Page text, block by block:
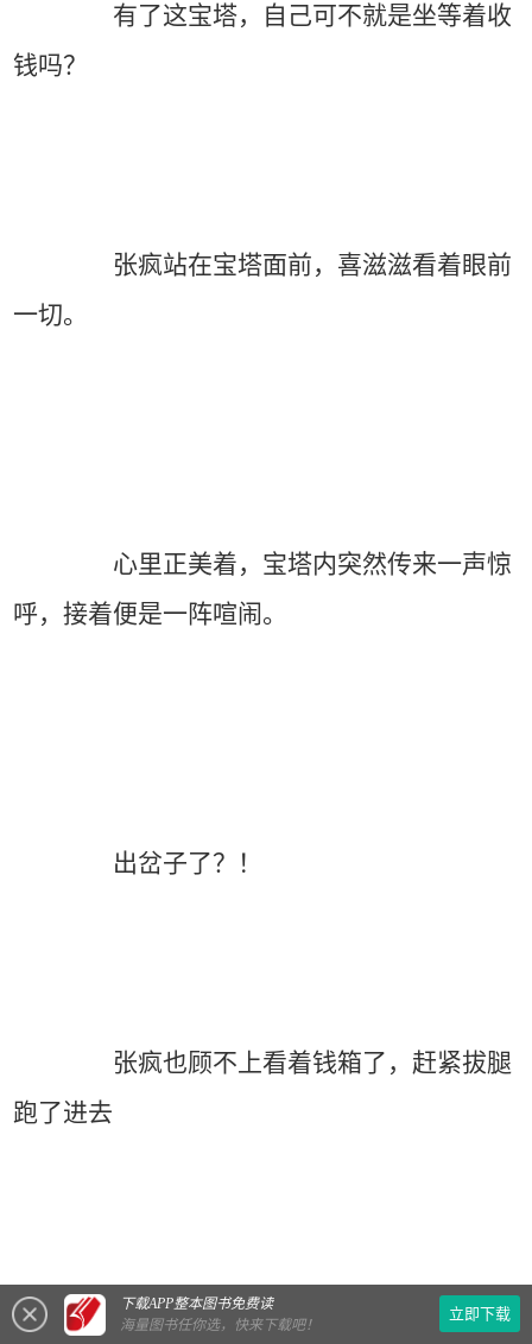
有了这宝塔，自己可不就是坐等着收
钱吗？
张疯站在宝塔面前，喜滋滋看着眼前
一切。
心里正美着，宝塔内突然传来一声惊
呼，接着便是一阵喧闹。
出岔子了？！
张疯也顾不上看着钱箱了，赶紧拔腿
跑了进去
下载APP整本图书免费读
海量图书任你选，快来下载吧！
立即下载